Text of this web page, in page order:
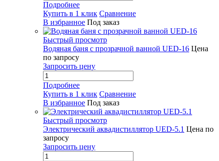
Подробнее
Купить в 1 клик Сравнение
В избранное Под заказ
Быстрый просмотр
Водяная баня с прозрачной ванной UED-16 Цена
по запросу
Запросить цену
Подробнее
Купить в 1 клик Сравнение
В избранное Под заказ
Быстрый просмотр
Электрический аквадистиллятор UED-5.1 Цена по
запросу
Запросить цену